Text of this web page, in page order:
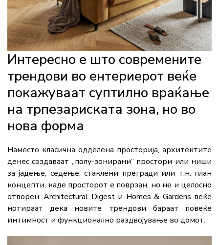
Интересно е што современите
трендови во ентериерот веќе
покажуваат суптилно враќање
на трпезариската зона, но во
нова форма
Наместо класична одделена просторија, архитектите
денес создаваат „полу-зонирани“ простори или ниши
за јадење, седење, стаклени прегради или т.н. план
концепти, каде просторот е поврзан, но не и целосно
отворен. Architectural Digest и Homes & Gardens веќе
нотираат дека новите трендови бараат повеќе
интимност и функционално раздвојување во домот.